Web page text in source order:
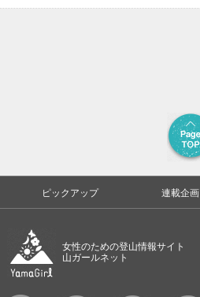
ピックアップ 連載企画
女性のための登山情報サイト
山ガールネット